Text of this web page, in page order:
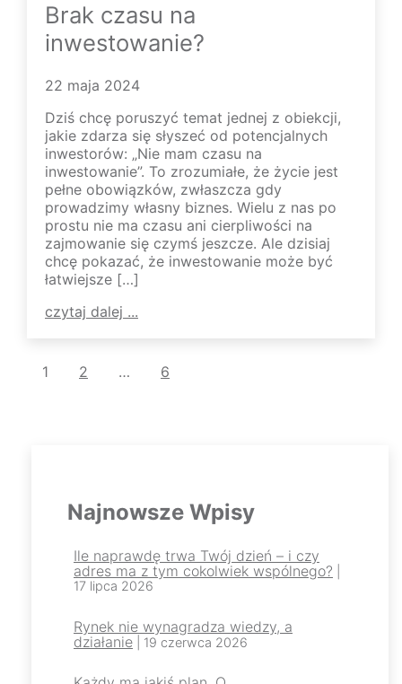
Brak czasu na
inwestowanie?
22 maja 2024
Dziś chcę poruszyć temat jednej z obiekcji,
jakie zdarza się słyszeć od potencjalnych
inwestorów: „Nie mam czasu na
inwestowanie”. To zrozumiałe, że życie jest
pełne obowiązków, zwłaszcza gdy
prowadzimy własny biznes. Wielu z nas po
prostu nie ma czasu ani cierpliwości na
zajmowanie się czymś jeszcze. Ale dzisiaj
chcę pokazać, że inwestowanie może być
łatwiejsze […]
czytaj dalej ...
Stronicowanie
Strona
1 Strona
2 … Strona
6
Najnowsze Wpisy
Ile naprawdę trwa Twój dzień – i czy
adres ma z tym cokolwiek wspólnego?
17 lipca 2026
Rynek nie wynagradza wiedzy, a
działanie | 19 czerwca 2026